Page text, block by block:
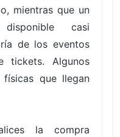
mientras que un
casi
de los eventos
tickets. Algunos
físicas que llegan
la compra